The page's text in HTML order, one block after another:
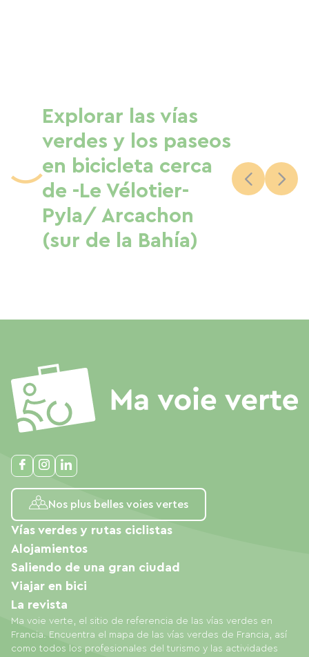
Explorar las vías
verdes y los paseos
en bicicleta cerca
de -Le Vélotier-
Pyla/ Arcachon
(sur de la Bahía)
Nos plus belles voies vertes
Ma voie verte, el sitio de referencia de las vías verdes en
Francia. Encuentra el mapa de las vías verdes de Francia, así
como todos los profesionales del turismo y las actividades
Vías verdes y rutas ciclistas
Alojamientos
Saliendo de una gran ciudad
Viajar en bici
La revista